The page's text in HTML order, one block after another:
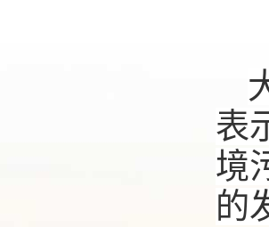
表
境
的